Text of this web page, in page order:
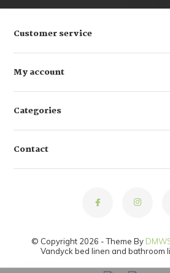
Customer service
My account
Categories
Contact
© Copyright 2026 - Theme By
Vandyck bed linen and bathroom